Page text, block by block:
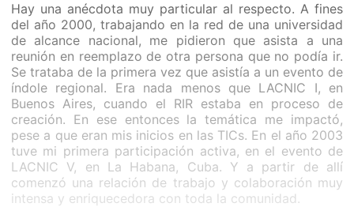
Hay una anécdota muy particular al respecto. A fines
del año 2000, trabajando en la red de una universidad
de alcance nacional, me pidieron que asista a una
reunión en reemplazo de otra persona que no podía ir.
Se trataba de la primera vez que asistía a un evento de
índole regional. Era nada menos que LACNIC I, en
Buenos Aires, cuando el RIR estaba en proceso de
creación. En ese entonces la temática me impactó,
pese a que eran mis inicios en las TICs. En el año 2003
tuve mi primera participación activa, en el evento de
LACNIC V, en La Habana, Cuba. Y a partir de allí
comenzó una relación de trabajo y colaboración muy
intensa y enriquecedora con toda la comunidad.